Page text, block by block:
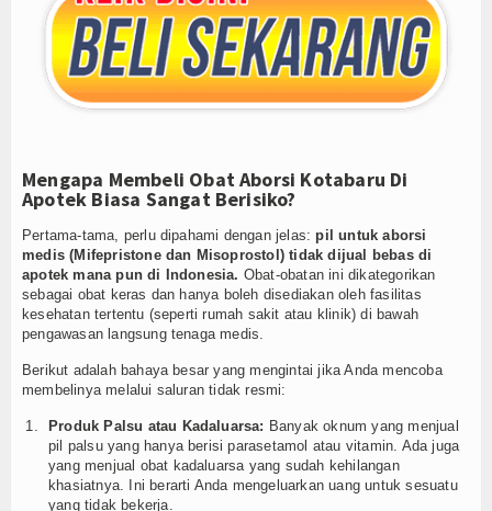
Mengapa Membeli Obat Aborsi Kotabaru Di
Apotek Biasa Sangat Berisiko?
Pertama-tama, perlu dipahami dengan jelas:pil untuk aborsi
medis (Mifepristone dan Misoprostol) tidak dijual bebas di
apotek mana pun di Indonesia. Obat-obatan ini dikategorikan
sebagai obat keras dan hanya boleh disediakan oleh fasilitas
kesehatan tertentu (seperti rumah sakit atau klinik) di bawah
pengawasan langsung tenaga medis.
Berikut adalah bahaya besar yang mengintai jika Anda mencoba
membelinya melalui saluran tidak resmi:
Produk Palsu atau Kadaluarsa: Banyak oknum yang menjual
pil palsu yang hanya berisi parasetamol atau vitamin. Ada juga
yang menjual obat kadaluarsa yang sudah kehilangan
khasiatnya. Ini berarti Anda mengeluarkan uang untuk sesuatu
yang tidak bekerja.